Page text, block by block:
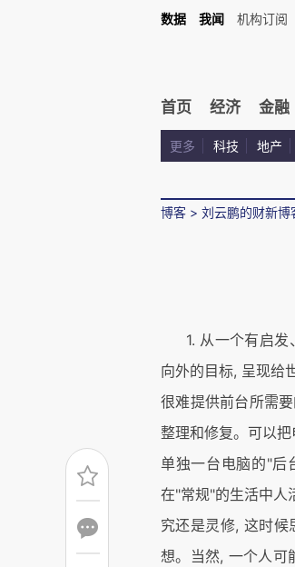
数据 我闻 机构订阅
首页 经济 金融
更多 科技 地产
博客 > 刘云鹏的财新博
1. 从一个有启
向外的目标, 呈现给
很难提供前台所需
整理和修复。可以
单独一台电脑的"后
在"常规"的生活中人
究还是灵修, 这时候
想。当然, 一个人可